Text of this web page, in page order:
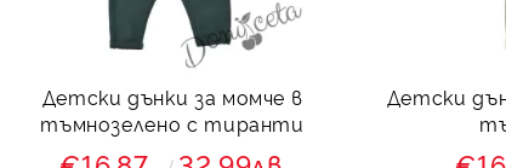
Детски дънки за момче в
тъмнозелено с тиранти
Детски